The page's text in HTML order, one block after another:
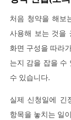
처음 청약을 해보
사용해 보는 것을
화면 구성을 따라
는지 감을 잡을 수
수 있습니다.
실제 신청일에 긴
항목을 놓치는 일